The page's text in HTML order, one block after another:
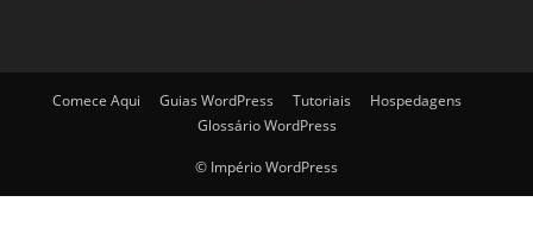
Comece Aqui Guias WordPress Tutoriais
Hospedagens
Glossário WordPress
© Império WordPress